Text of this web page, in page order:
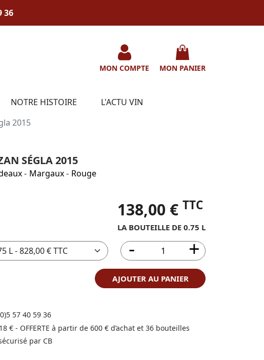
36
MON COMPTE MON PANIER
NOTRE HISTOIRE
L'ACTU VIN
2015
SÉGLA 2015
- Margaux- Rouge
138,00 € TTC
LA BOUTEILLE DE 0.75 L
AJOUTER AU PANIER
57 40 59 36
€ - OFFERTE à partir de 600 € d’achat et 36 bouteilles
par CB